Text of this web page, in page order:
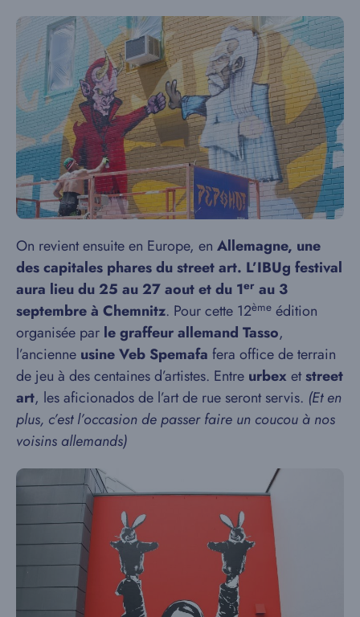
On revient ensuite en Europe, en Allemagne, une
des capitales phares du street art. L’IBUg festival
aura lieu du 25 au 27 aout et du 1er au 3
septembre à Chemnitz. Pour cette 12ème édition
organisée par le graffeur allemand Tasso,
l’ancienne usine Veb Spemafa fera office de terrain
de jeu à des centaines d’artistes. Entre urbex etstreet
art, les aficionados de l’art de rue seront servis. (Et en
plus, c’est l’occasion de passer faire un coucou à nos
voisins allemands)